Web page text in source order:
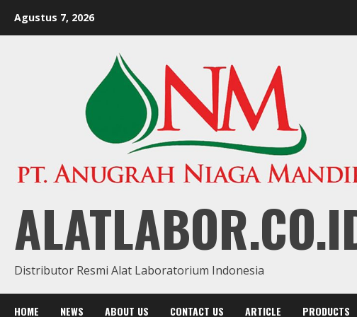
Agustus 7, 2026
Distributor Resmi Alat Laboratorium Indonesia
HOME NEWS ABOUT US CONTACT US ARTICLE PRODUCTS